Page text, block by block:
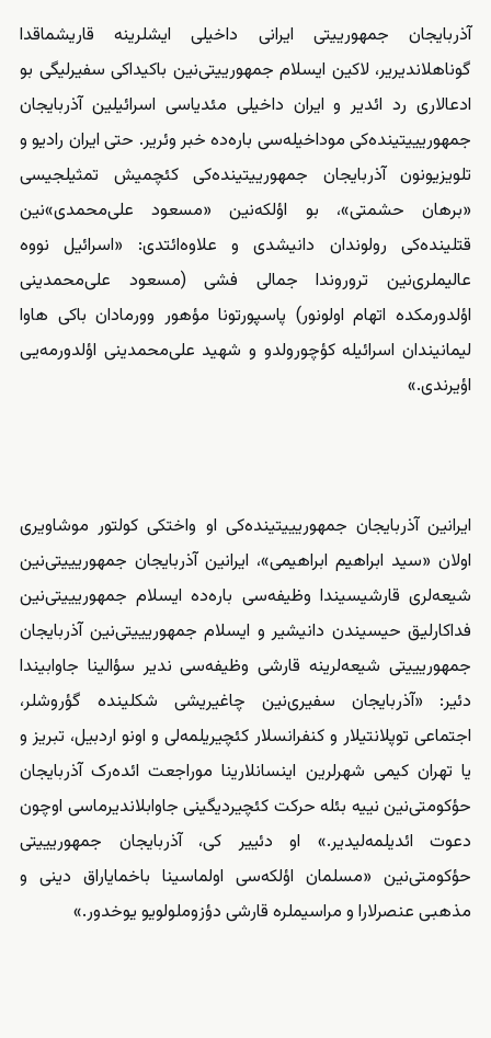
آذربایجان جمهورییتی ایرانی داخیلی ایشلرینه قاریشماقدا
گوناهلاندیریر، لاکین ایسلام جمهورییتی‌نین باکیداکی سفیرلیگی بو
ادعالاری رد ائدیر و ایران داخیلی مئدیاسی اسرائیلین آذربایجان
جمهوریییتینده‌کی موداخیله‌سی باره‌ده خبروئریر. حتی ایران رادیو و
تلویزیونون آذربایجان جمهورییتینده‌کی کئچمیش تمثیلجیسی
«برهان حشمتی»، بو اؤلکه‌نین «مسعود علی‌محمدی»نین
قتلینده‌کی رولوندان دانیشدی و علاوه‌‌ائتدی: «اسرائیل نووه
عالیملری‌نین تروروندا جمالی فشی‌ (مسعود علی‌محمدینی
اؤلدورمکده اتهام اولونور) پاسپورتونا مؤهور وورمادان باکی هاوا
لیمانیندان اسرائیله کؤچورولدو و شهید علی‌محمدینی اؤلدورمه‌یی
اؤیرندی.»
ایرانین آذربایجان جمهوریییتینده‌کی او واختکی کولتور موشاویری
اولان «سید ابراهیم ابراهیمی»، ایرانین آذربایجان جمهوریییتی‌نین
شیعه‌‌‌لری قارشیسیندا وظیفه‌‌‌سی باره‌ده ایسلام جمهوریییتی‌نین
فداکارلیق حیسیندن دانیشیر و ایسلام جمهوریییتی‌نین آذربایجان
جمهوریییتی شیعه‌‌‌لرینه قارشی وظیفه‌‌‌سی ندیر سؤالینا جاوابیندا
دئیر: «آذربایجان سفیری‌نین چاغیریشی شکلینده گؤروشلر،
اجتماعی توپلانتیلار و کنفرانسلار کئچیریلمه‌لی و اونو اردبیل، تبریز و
یا تهران کیمی شهرلرین اینسانلارینا موراجعت ائده‌رک آذربایجان
حؤکومتی‌نین نییه بئله حرکت کئچیردیگینی جاوابلاندیرماسی اوچون
دعوت ائدیلمه‌لیدیر.» او دئییر کی، آذربایجان جمهوریییتی
حؤکومتی‌نین «مسلمان اؤلکه‌سی اولماسینا باخمایاراق دینی و
مذهبی عنصرلارا و مراسیملره قارشی دؤزوملولویو یوخدور.»